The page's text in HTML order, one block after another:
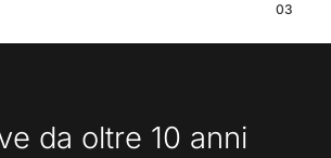
03
da oltre 10 anni